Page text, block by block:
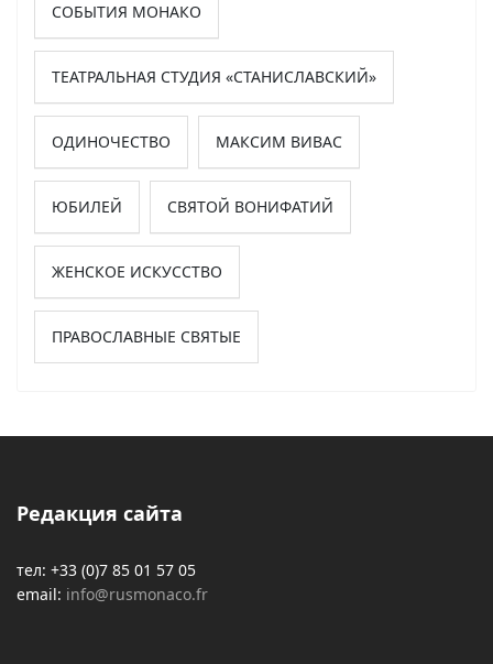
СОБЫТИЯ МОНАКО
ТЕАТРАЛЬНАЯ СТУДИЯ «СТАНИСЛАВСКИЙ»
ОДИНОЧЕСТВО МАКСИМ ВИВАС
ЮБИЛЕЙ СВЯТОЙ ВОНИФАТИЙ
ЖЕНСКОЕ ИСКУССТВО
ПРАВОСЛАВНЫЕ СВЯТЫЕ
Редакция сайта
тел: +33 (0)7 85 01 57 05
email: info@rusmonaco.fr